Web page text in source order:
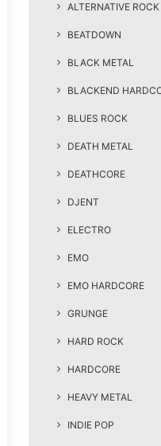
ALTERNATIVE ROCK
BEATDOWN
BLACK METAL
BLACKEND
BLUES ROCK
DEATH METAL
DEATHCORE
DJENT
ELECTRO
EMO
EMO HARDCORE
GRUNGE
HARD ROCK
HARDCORE
HEAVY METAL
INDIE POP